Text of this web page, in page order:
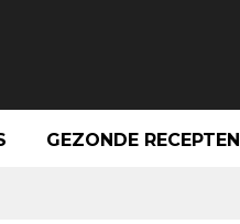
GEZONDE RECEPTEN